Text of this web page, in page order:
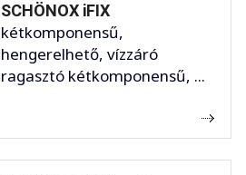
SCHÖNOX iFIX
kétkomponensű,
hengerelhető, vízzáró
ragasztó kétkomponensű, ...